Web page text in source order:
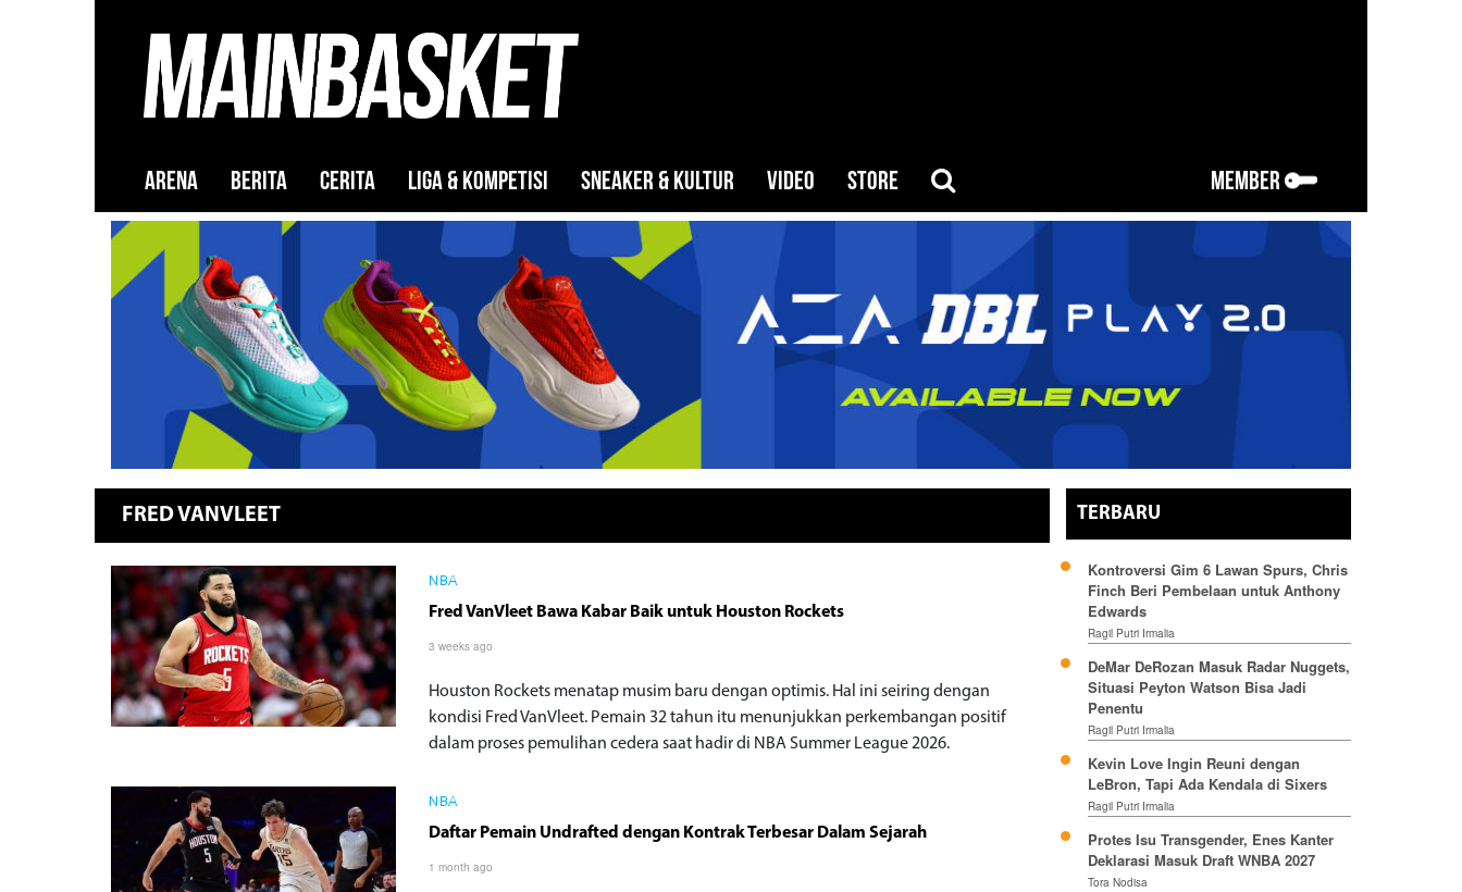
ARENA BERITA CERITA LIGA & KOMPETISI SNEAKER & KULTUR VIDEO STORE MEMBER
FRED VANVLEET
NBA
Fred VanVleet Bawa Kabar Baik untuk Houston Rockets
3 weeks ago
Houston Rockets menatap musim baru dengan optimis. Hal ini seiring dengan
kondisi Fred VanVleet. Pemain 32 tahun itu menunjukkan perkembangan positif
dalam proses pemulihan cedera saat hadir di NBA Summer League 2026.
NBA
Daftar Pemain Undrafted dengan Kontrak Terbesar Dalam Sejarah
1 month ago
TERBARU
Kontroversi Gim 6 Lawan Spurs, Chris
Finch Beri Pembelaan untuk Anthony
Edwards
Ragil Putri Irmalia
DeMar DeRozan Masuk Radar Nuggets,
Situasi Peyton Watson Bisa Jadi
Penentu
Ragil Putri Irmalia
Kevin Love Ingin Reuni dengan
LeBron, Tapi Ada Kendala di Sixers
Ragil Putri Irmalia
Protes Isu Transgender, Enes Kanter
Deklarasi Masuk Draft WNBA 2027
Tora Nodisa